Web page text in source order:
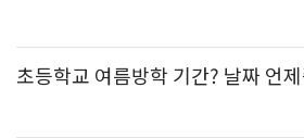
초등학교 여름방학 기간? 날짜 언